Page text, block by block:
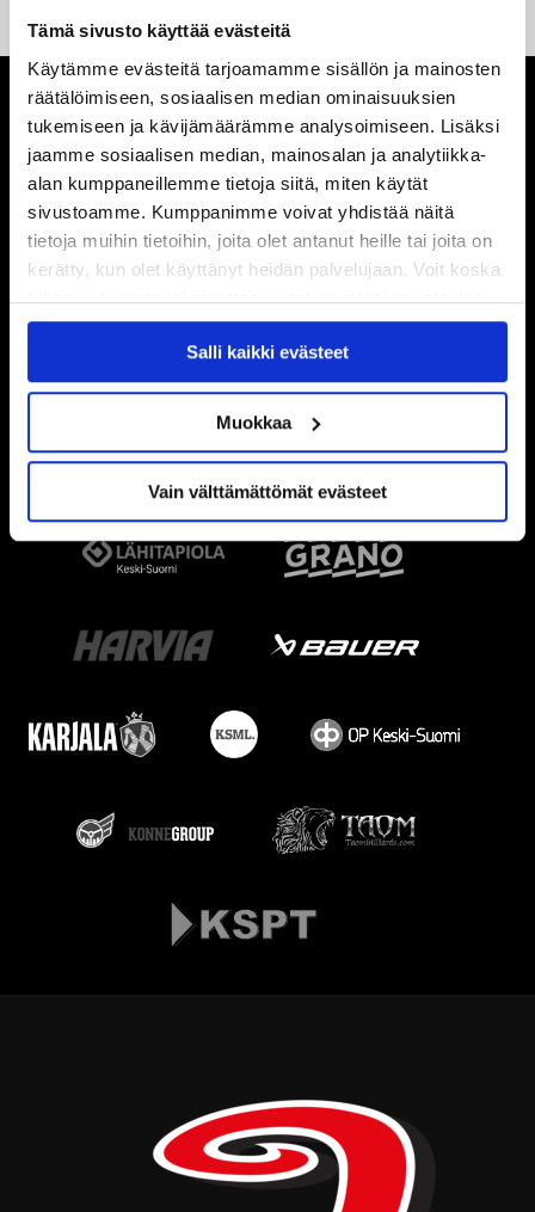
Tämä sivusto käyttää evästeitä
Käytämme evästeitä tarjoamamme sisällön ja mainosten
räätälöimiseen, sosiaalisen median ominaisuuksien
tukemiseen ja kävijämäärämme analysoimiseen. Lisäksi
jaamme sosiaalisen median, mainosalan ja analytiikka-
alan kumppaneillemme tietoja siitä, miten käytät
sivustoamme. Kumppanimme voivat yhdistää näitä
tietoja muihin tietoihin, joita olet antanut heille tai joita on
kerätty, kun olet käyttänyt heidän palvelujaan. Voit koska
tahansa kumota tai muuttaa suostumustasi evästeiden
käytöstäEvästeet-sivultamme.
Salli kaikki evästeet
Muokkaa
Vain välttämättömät evästeet